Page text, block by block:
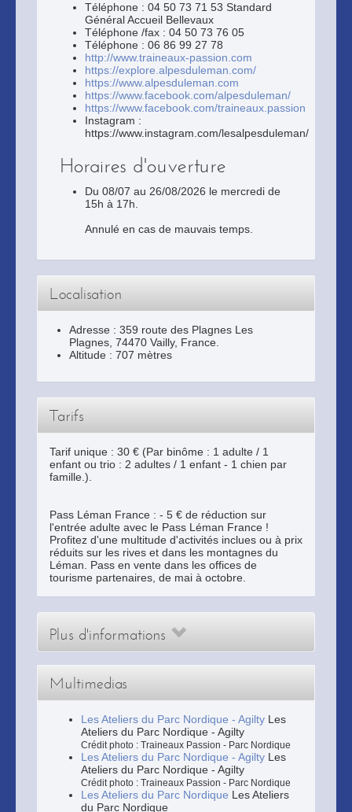
Téléphone : 04 50 73 71 53 Standard
Général Accueil Bellevaux
Téléphone /fax : 04 50 73 76 05
Téléphone : 06 86 99 27 78
http://www.traineaux-passion.com
https://explore.alpesduleman.com/
https://www.alpesduleman.com
https://www.facebook.com/alpesduleman/
https://www.facebook.com/traineaux.passion
Instagram :
https://www.instagram.com/lesalpesduleman/
Horaires d'ouverture
Du 08/07 au 26/08/2026 le mercredi de
15h à 17h.
Annulé en cas de mauvais temps.
Localisation
Adresse : 359 route des Plagnes Les
Plagnes 74470 Vailly, France.
Altitude : 707 mètres
Tarifs
Tarif unique : 30 € (Par binôme : 1 adulte / 1
enfant ou trio : 2 adultes / 1 enfant - 1 chien par
famille.).
Pass Léman France : - 5 € de réduction sur
l'entrée adulte avec le Pass Léman France !
Profitez d'une multitude d'activités inclues ou à prix
réduits sur les rives et dans les montagnes du
Léman. Pass en vente dans les offices de
tourisme partenaires, de mai à octobre.
Plus d'informations
Multimedias
Les Ateliers du Parc Nordique - Agilty Les
Ateliers du Parc Nordique - Agilty
Crédit photo : Traineaux Passion - Parc Nordique
Les Ateliers du Parc Nordique - Agilty Les
Ateliers du Parc Nordique - Agilty
Crédit photo : Traineaux Passion - Parc Nordique
Les Ateliers du Parc Nordique Les Ateliers
du Parc Nordique